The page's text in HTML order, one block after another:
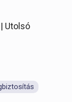
Utolsó